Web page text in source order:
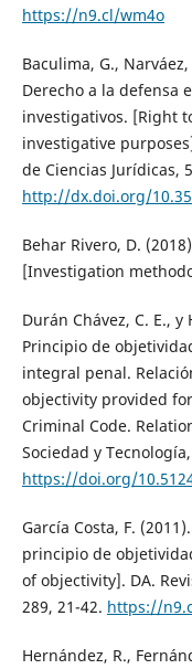
https://n9.cl/wm4o
Baculima, G.,
Derecho a la defensa
investigativos. [Right
investigative
de Ciencias Jurídicas,
http://dx.doi.org/
Behar Rivero, D.
[Investigation
Durán Chávez, C. E.,
Principio de
integral penal.
objectivity provided
Criminal Code.
Sociedad y
https://doi.org/
García Costa, F.
principio de
of objectivity]. DA.
289, 21-42. https://
Hernández, R.,